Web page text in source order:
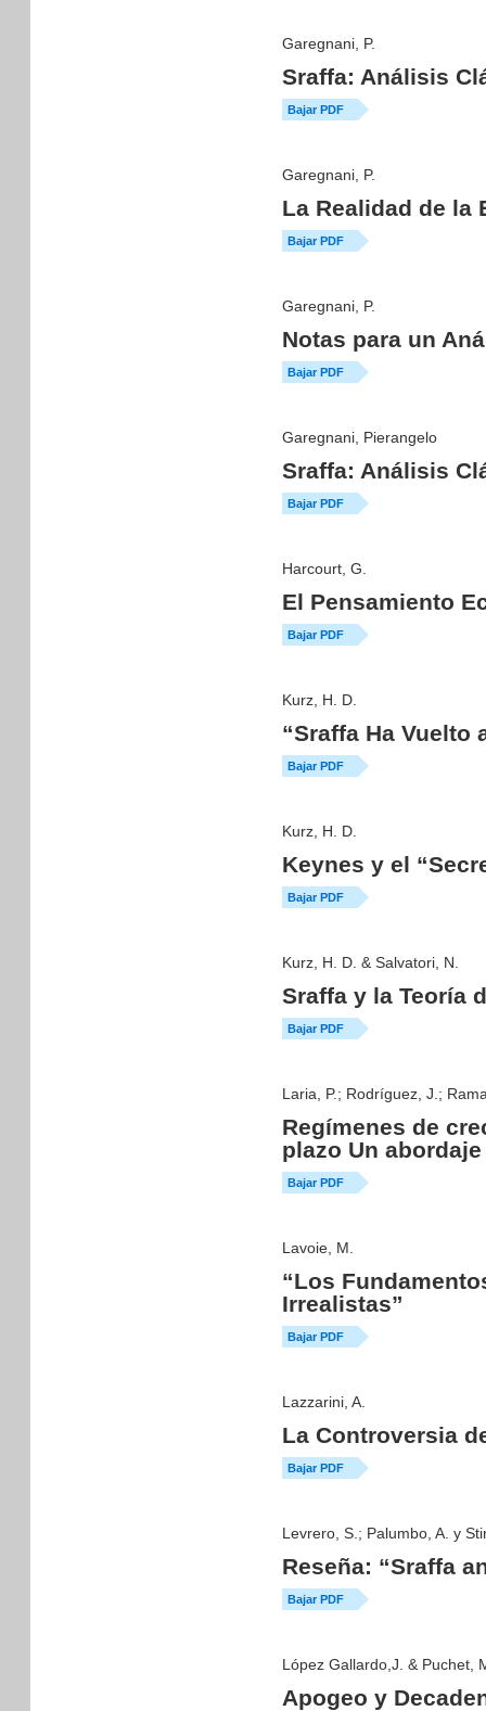
Garegnani, P.
Sraffa: Análisis
Bajar PDF
Garegnani, P.
La Realidad de la
Bajar PDF
Garegnani, P.
Notas para un
Bajar PDF
Garegnani, Pierangelo
Sraffa: Análisis
Bajar PDF
Harcourt, G.
El Pensamiento
Bajar PDF
Kurz, H. D.
“Sraffa Ha Vuelto
Bajar PDF
Kurz, H. D.
Keynes y el
Bajar PDF
Kurz, H. D. & Salvatori, N.
Sraffa y la Teoría
Bajar PDF
Laria, P.; Rodríguez, J.;
Regímenes de
plazo Un
Bajar PDF
Lavoie, M.
“Los
Irrealistas”
Bajar PDF
Lazzarini, A.
La Controversia
Bajar PDF
Levrero, S.; Palumbo, A. y
Reseña: “Sraffa
Bajar PDF
López Gallardo,J. & Puchet,
Apogeo y